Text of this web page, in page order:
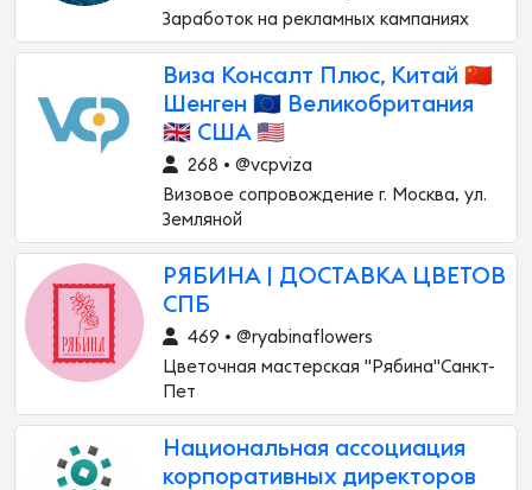
Заработок на рекламных кампаниях
Виза Консалт Плюс, Китай 🇨🇳
Шенген 🇪🇺 Великобритания
🇬🇧 США 🇺🇸
268 • @vcpviza
Визовое сопровождение г. Москва, ул.
Земляной
РЯБИНА | ДОСТАВКА ЦВЕТОВ
СПБ
469 • @ryabinaflowers
Цветочная мастерская "Рябина"Санкт-
Пет
Национальная ассоциация
корпоративных директоров